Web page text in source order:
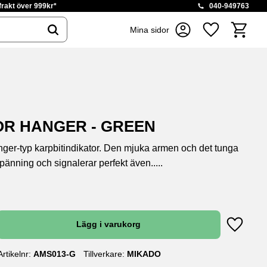
över 999kr* 040-949763
Mina sidor Favoriter
HANGER - GREEN
typ karpbitindikator. Den mjuka armen och det tunga
och signalerar perfekt även.....
Lägg
AMS013-G Tillverkare MIKADO